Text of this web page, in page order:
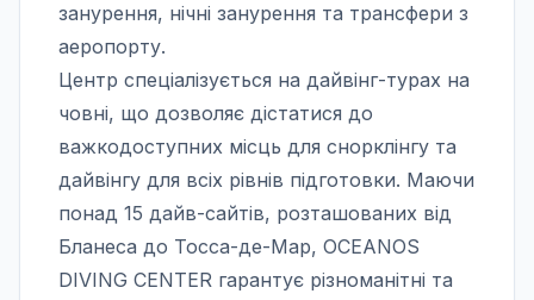
занурення, нічні занурення та трансфери з
аеропорту.
Центр спеціалізується на дайвінг-турах на
човні, що дозволяє дістатися до
важкодоступних місць для снорклінгу та
дайвінгу для всіх рівнів підготовки. Маючи
понад 15 дайв-сайтів, розташованих від
Бланеса до Тосса-де-Мар, OCEANOS
DIVING CENTER гарантує різноманітні та